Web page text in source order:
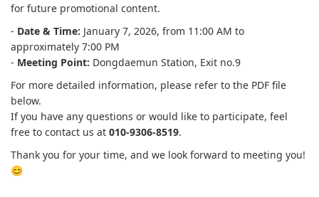
for future promotional content.
- Date & Time: January 7, 2026, from 11:00 AM to
approximately 7:00 PM
- Meeting Point: Dongdaemun Station, Exit no.9
For more detailed information, please refer to the PDF file
below.
If you have any questions or would like to participate, feel
free to contact us at 010-9306-8519.
Thank you for your time, and we look forward to meeting you!
😊